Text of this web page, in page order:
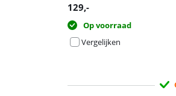
129,-
Op voorraad
Vergelijken